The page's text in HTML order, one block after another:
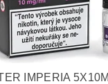
IMPERIA